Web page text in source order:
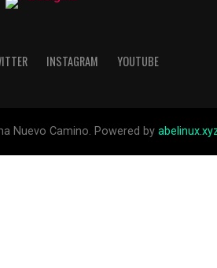
INSTAGRAM YOUTUBE
Nuevo Camino. Powered by